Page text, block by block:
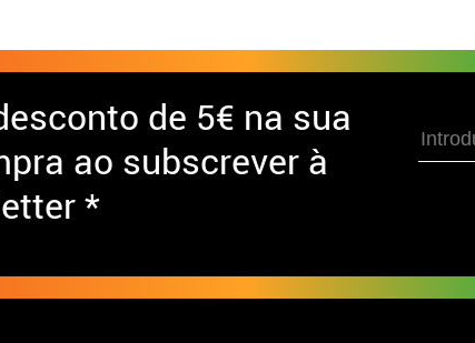
de 5€ na sua
ao subscrever à
*